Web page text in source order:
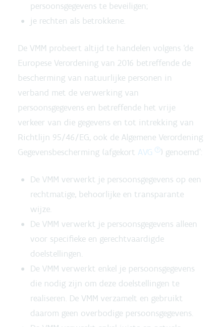
persoonsgegevens te beveiligen;
je rechten als betrokkene.
De VMM probeert altijd te handelen volgens ‘de
Europese Verordening van 2016 betreffende de
bescherming van natuurlijke personen in
verband met de verwerking van
persoonsgegevens en betreffende het vrije
verkeer van die gegevens en tot intrekking van
Richtlijn 95/46/EG, ook de Algemene Verordening
Gegevensbescherming (afgekort AVG ) genoemd’:
De VMM verwerkt je persoonsgegevens op een
rechtmatige, behoorlijke en transparante
wijze.
De VMM verwerkt je persoonsgegevens alleen
voor specifieke en gerechtvaardigde
doelstellingen.
De VMM verwerkt enkel je persoonsgegevens
die nodig zijn om deze doelstellingen te
realiseren. De VMM verzamelt en gebruikt
daarom geen overbodige persoonsgegevens.